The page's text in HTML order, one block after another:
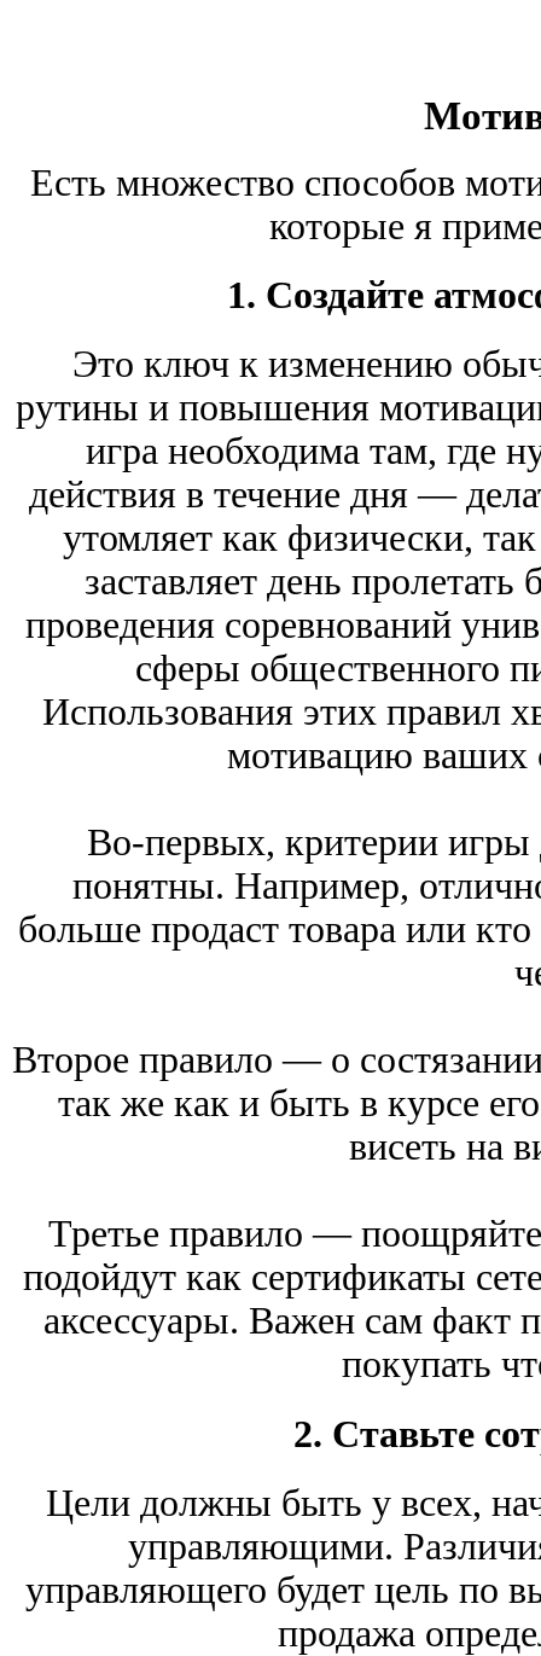
Есть множество способов
которые я
1. Создайте
Это ключ к изменению
рутины и повышения
игра необходима там, где
действия в течение дня —
утомляет как физически,
заставляет день
проведения соревнований
сферы общественного
Использования этих правил
мотивацию ваших
Во-первых, критерии
понятны. Например,
больше продаст товара или
Второе правило — о
так же как и быть в курсе
висеть на
Третье правило —
подойдут как сертификаты
аксессуары. Важен сам факт
покупать
2. Ставьте
Цели должны быть у всех,
управляющими.
управляющего будет цель по
продажа